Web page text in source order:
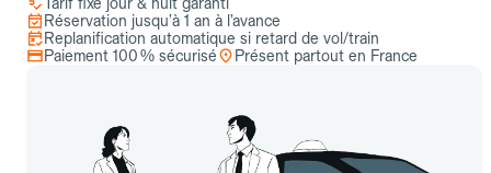
Réservation jusqu’à 1 an à l’avance
Replanification automatique si retard de vol/train
Paiement 100 % sécurisé
Présent partout en France